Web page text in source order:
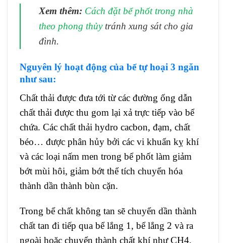
Xem thêm: Cách đặt bể phốt trong nhà
theo phong thủytránh xung sát cho gia
đình.
Nguyên lý hoạtđộng của bể tự hoại 3 ngăn
như sau:
Chất thải được đưa tới từ các đường ống dẫn
chất thải được thu gom lại xả trực tiếp vào bể
chứa. Các chất thải hydro cacbon, đạm, chất
béo… được phân hủy bởi các vi khuẩn kỵ khí
và các loại nấm men trong bể phốt làm giảm
bớt mùi hôi, giảm bớt thể tích chuyển hóa
thành dần thành bùn cặn.
Trong bể chất không tan sẽ chuyển dần thành
chất tan đi tiếp qua bể lắng 1, bể lắng 2 và ra
ngoài hoặc chuyển thành chất khí như CH4,